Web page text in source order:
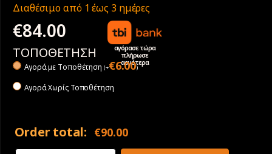
Διαθέσιμο από 1 έως 3 ημέρες
€84.00
αγόρασε τώρα
πλήρωσε
αργότερα
ΤΟΠΟΘΕΤΗΣΗ
Αγορά με Tοποθέτηση (+€6.00)
Αγορά Χωρίς Τοποθέτηση
Order total: €90.00